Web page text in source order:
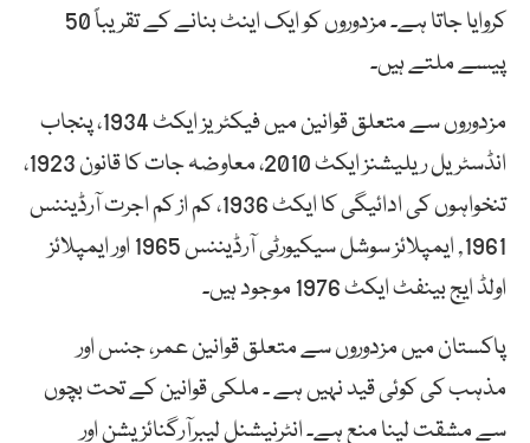
کروایا جاتا ہے۔ مزدوروں کو ایک اینٹ بنانے کے تقریباً 50
پیسے ملتے ہیں۔
مزدوروں سے متعلق قوانین میں فیکٹریز ایکٹ 1934، پنجاب
انڈسٹریل ریلیشنز ایکٹ 2010، معاوضہ جات کا قانون 1923،
تنخواہوں کی ادائیگی کا ایکٹ 1936، کم از کم اجرت آرڈیننس
1961, ایمپلائز سوشل سیکیورٹی آرڈیننس 1965 اور ایمپلائز
اولڈ ایج بینفٹ ایکٹ 1976 موجود ہیں۔
پاکستان میں مزدوروں سے متعلق قوانین عمر، جنس اور
مذہب کی کوئی قید نہیں ہے ۔ ملکی قوانین کے تحت بچوں
سے مشقت لینا منع ہے۔ انٹرنیشنل لیبرآرگنائزیشن اور